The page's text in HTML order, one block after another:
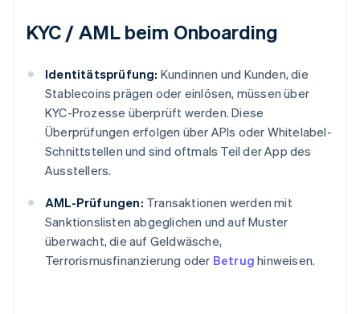
KYC / AML beim Onboarding
Identitätsprüfung: Kundinnen und Kunden, die
Stablecoins prägen oder einlösen, müssen über
KYC-Prozesse überprüft werden. Diese
Überprüfungen erfolgen über APIs oder Whitelabel-
Schnittstellen und sind oftmals Teil der App des
Ausstellers.
AML-Prüfungen: Transaktionen werden mit
Sanktionslisten abgeglichen und auf Muster
überwacht, die auf Geldwäsche,
Terrorismusfinanzierung oder Betrug hinweisen.